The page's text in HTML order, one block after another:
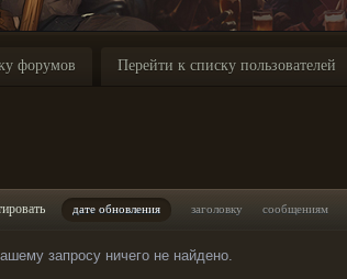
форумов Перейти к списку пользователей
дате обновления заголовку сообщениям
запросу ничего не найдено.